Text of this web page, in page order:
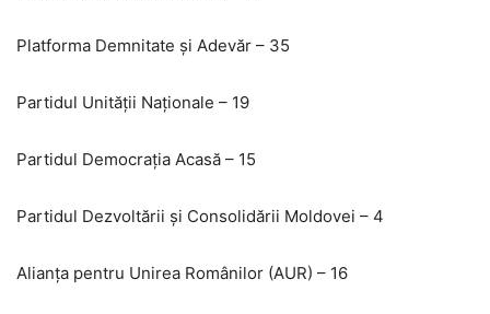
Platforma Demnitate și Adevăr – 35
Partidul Unității Naționale – 19
Partidul Democrația Acasă – 15
Partidul Dezvoltării și Consolidării Moldovei – 4
Alianța pentru Unirea Românilor (AUR) – 16